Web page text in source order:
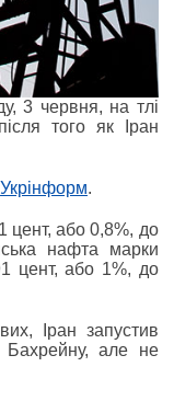
3 червня, на тлі
того як Іран
Укрінформ.
цент, або 0,8%, до
нафта марки
цент, або 1%, до
Іран запустив
Бахрейну, але не